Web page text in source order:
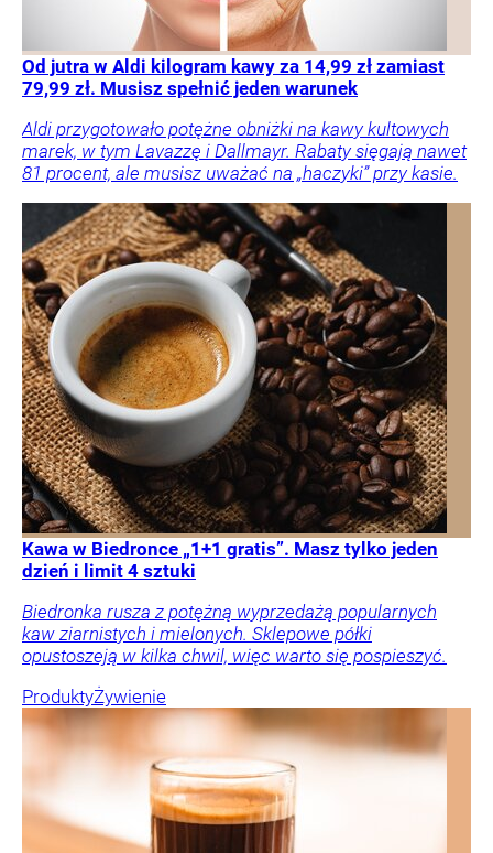
Od jutra w Aldi kilogram kawy za 14,99 zł zamiast
79,99 zł. Musisz spełnić jeden warunek
Aldi przygotowało potężne obniżki na kawy kultowych
marek, w tym Lavazzę i Dallmayr. Rabaty sięgają nawet
81 procent, ale musisz uważać na „haczyki” przy kasie.
Kawa w Biedronce „1+1 gratis”. Masz tylko jeden
dzień i limit 4 sztuki
Biedronka rusza z potężną wyprzedażą popularnych
kaw ziarnistych i mielonych. Sklepowe półki
opustoszeją w kilka chwil, więc warto się pospieszyć.
ProduktyŻywienie